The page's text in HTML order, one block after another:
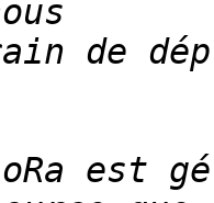
de
est